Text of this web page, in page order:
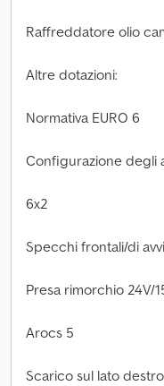
Raffreddatore olio
Altre dotazioni:
Normativa EURO 6
Configurazione degli
6x2
Specchi frontali/di
Presa rimorchio 24V/
Arocs 5
Scarico sul lato destro